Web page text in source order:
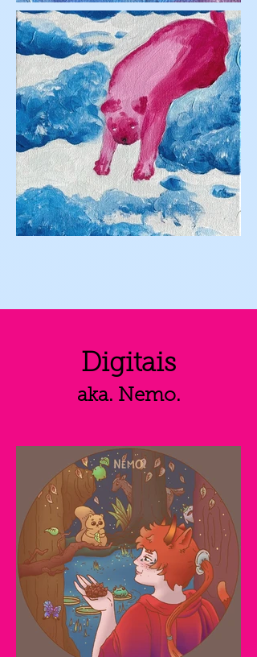
Digitais
aka. Nemo.